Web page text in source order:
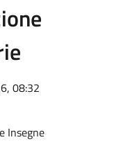
08:32
Insegne